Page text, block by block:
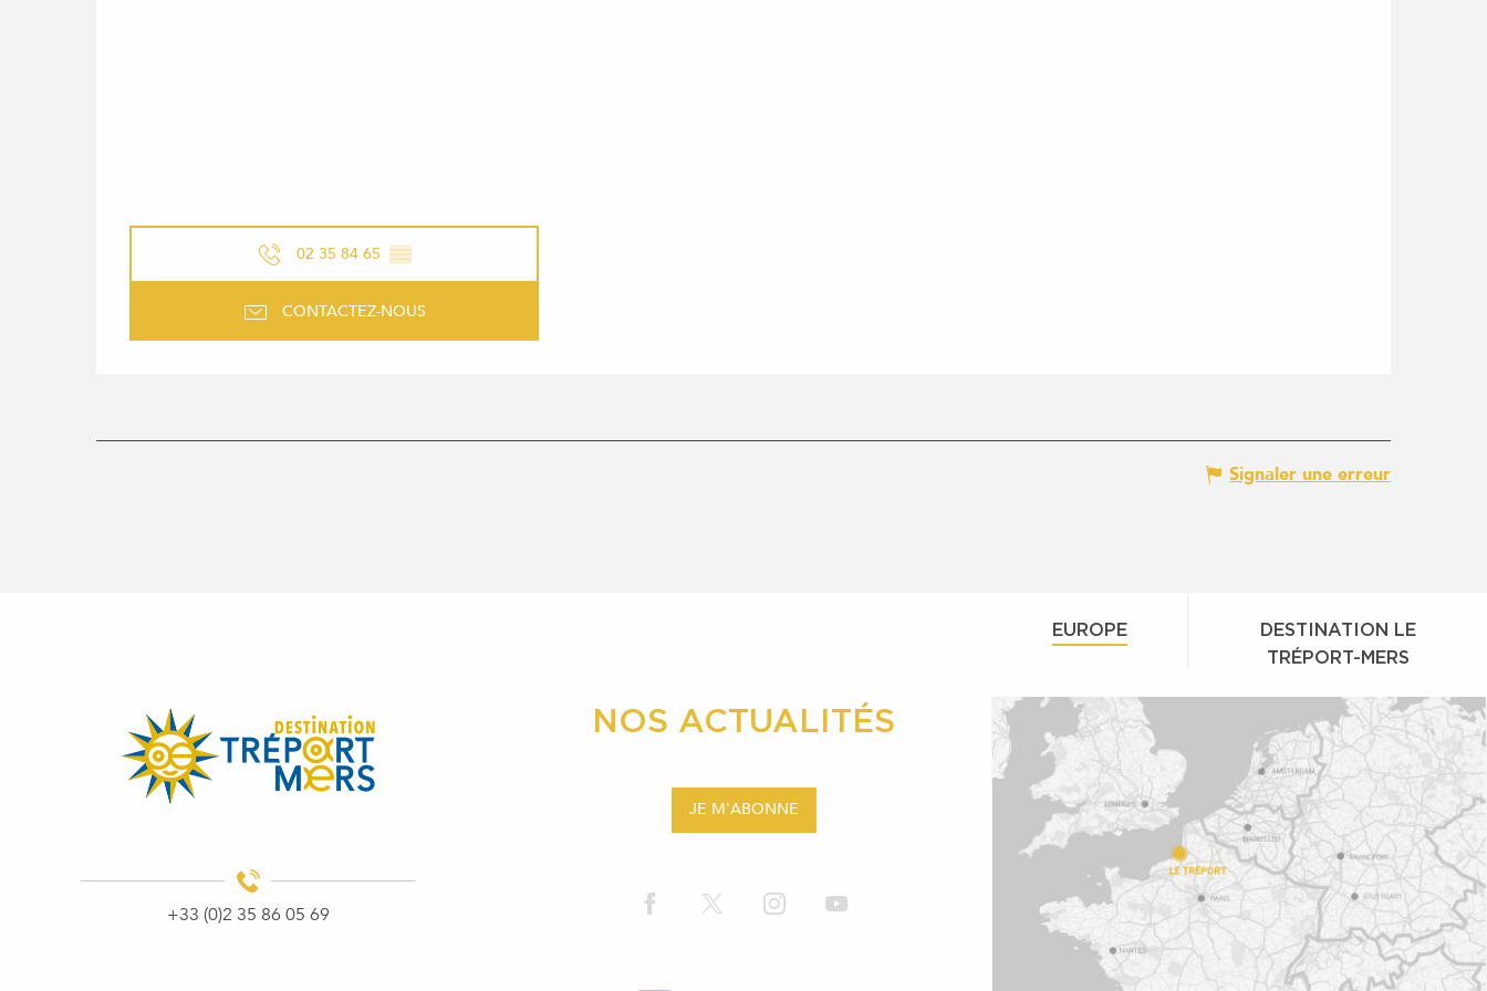
02 35 84 65 ▒▒
CONTACTEZ-NOUS
Signaler une erreur
+33 (0)2 35 86 05 69
NOS ACTUALITÉS
JE M'ABONNE
EUROPE
DESTINATION LE
TRÉPORT-MERS